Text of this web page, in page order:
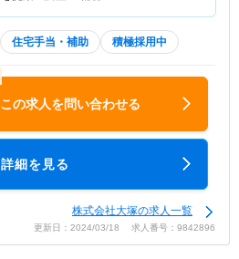
住宅手当・補助 積極採用中
この求人を問い合わせる
詳細を見る
株式会社大塚の求人一覧
更新日：2024/03/18 求人番号：9842896